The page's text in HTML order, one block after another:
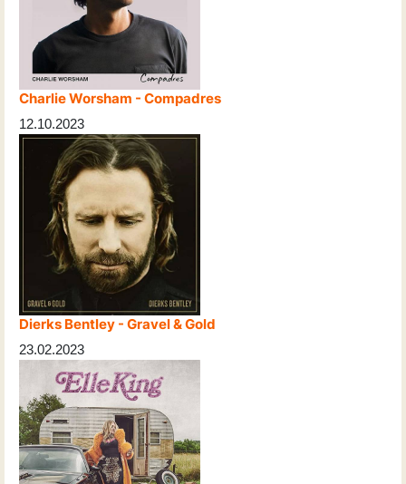
Charlie Worsham - Compadres
12.10.2023
Dierks Bentley - Gravel & Gold
23.02.2023